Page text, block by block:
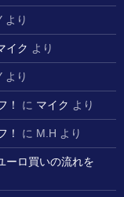
より
イク より
より
！ に マイク より
！ に M.H より
ーロ買いの流れを